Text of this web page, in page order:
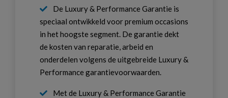
De Luxury & Performance Garantie is
speciaal ontwikkeld voor premium occasions
in het hoogste segment. De garantie dekt
de kosten van reparatie, arbeid en
onderdelen volgens de uitgebreide Luxury &
Performance garantievoorwaarden.
Met de Luxury & Performance Garantie